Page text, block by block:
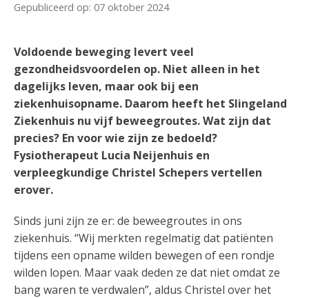
Gepubliceerd op: 07 oktober 2024
Voldoende beweging levert veel
gezondheidsvoordelen op. Niet alleen in het
dagelijks leven, maar ook bij een
ziekenhuisopname. Daarom heeft het Slingeland
Ziekenhuis nu vijf beweegroutes. Wat zijn dat
precies? En voor wie zijn ze bedoeld?
Fysiotherapeut Lucia Neijenhuis en
verpleegkundige Christel Schepers vertellen
erover.
Sinds juni zijn ze er: de beweegroutes in ons
ziekenhuis. “Wij merkten regelmatig dat patiënten
tijdens een opname wilden bewegen of een rondje
wilden lopen. Maar vaak deden ze dat niet omdat ze
bang waren te verdwalen”, aldus Christel over het